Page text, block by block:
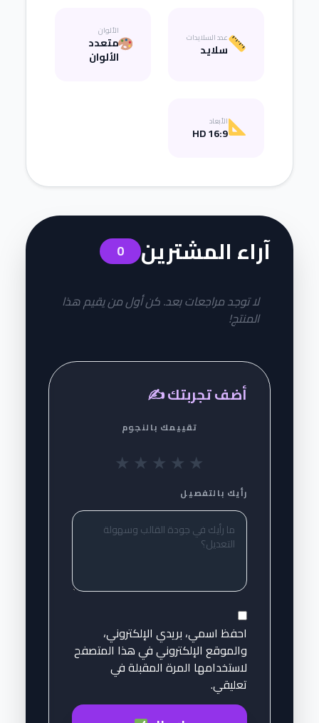
عدد السلايدات
سلايد
الألوان
متعدد
الألوان
الأبعاد
16:9 HD
آراء المشترين 0
لا توجد مراجعات بعد. كن أول من يقيم هذا
المنتج!
أضف تجربتك ✍️
تقييمك بالنجوم
★ ★ ★ ★ ★
رأيك بالتفصيل
احفظ اسمي، بريدي الإلكتروني،
والموقع الإلكتروني في هذا المتصفح
لاستخدامها المرة المقبلة في
تعليقي.